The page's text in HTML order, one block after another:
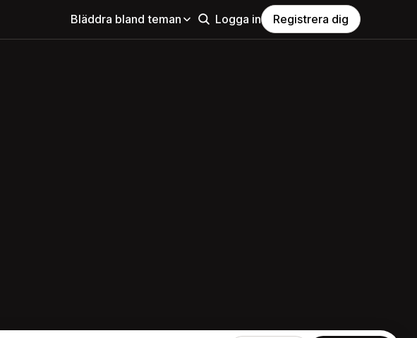
Bläddra bland teman Logga in Registrera dig